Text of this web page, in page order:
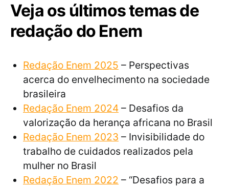
Veja os últimos temas de
redação do Enem
Redação Enem 2025 – Perspectivas
acerca do envelhecimento na sociedade
brasileira
Redação Enem 2024 – Desafios da
valorização da herança africana no Brasil
Redação Enem 2023 – Invisibilidade do
trabalho de cuidados realizados pela
mulher no Brasil
Redação Enem 2022 – “Desafios para a